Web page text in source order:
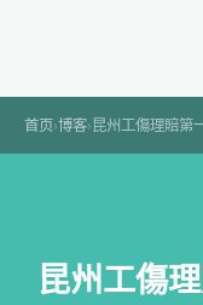
首页›博客› 昆州工傷理賠第
昆州工傷